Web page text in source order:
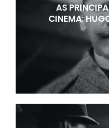
AS
CINEMA: